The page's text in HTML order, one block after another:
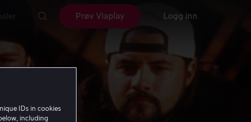
Prøv Viaplay Logg inn
IDs in cookies
including